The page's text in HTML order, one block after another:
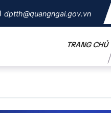
dptth@quangngai.gov.vn
TRANG CHỦ